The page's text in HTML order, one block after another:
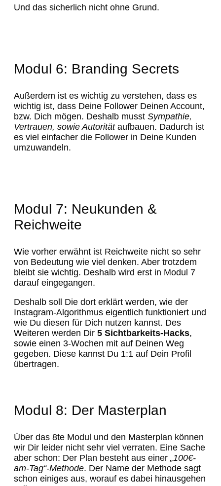
Und das sicherlich nicht ohne Grund.
Modul 6: Branding Secrets
Außerdem ist es wichtig zu verstehen, dass es
wichtig ist, dass Deine Follower Deinen Account,
bzw. Dich mögen. Deshalb musst Sympathie,
Vertrauen, sowie Autoritätaufbauen. Dadurch ist
es viel einfacher die Follower in Deine Kunden
umzuwandeln.
Modul 7: Neukunden &
Reichweite
Wie vorher erwähnt ist Reichweite nicht so sehr
von Bedeutung wie viel denken. Aber trotzdem
bleibt sie wichtig. Deshalb wird erst in Modul 7
darauf eingegangen.
Deshalb soll Die dort erklärt werden, wie der
Instagram-Algorithmus eigentlich funktioniert und
wie Du diesen für Dich nutzen kannst. Des
Weiteren werden Dir 5 Sichtbarkeits-Hacks,
sowie einen 3-Wochen mit auf Deinen Weg
gegeben. Diese kannst Du 1:1 auf Dein Profil
übertragen.
Modul 8: Der Masterplan
Über das 8te Modul und den Masterplan können
wir Dir leider nicht sehr viel verraten. Eine Sache
aber schon: Der Plan besteht aus einer „100€-
am-Tag“-Methode. Der Name der Methode sagt
schon einiges aus, worauf es dabei hinausgehen